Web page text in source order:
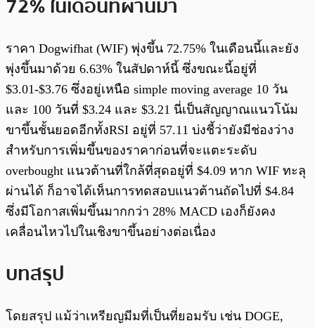
72% ในเดือนที่ผ่านมา
ราคา Dogwifhat (WIF) พุ่งขึ้น 72.75% ในเดือนนี้และยัง
พุ่งขึ้นมาด้วย 6.63% ในสัปดาห์นี้ ซึ่งขณะนี้อยู่ที่
$3.01-$3.76 ซึ่งอยู่เหนือ simple moving average 10 วัน
และ 100 วันที่ $3.24 และ $3.21 นี่เป็นสัญญาณแนวโน้ม
ขาขึ้นชั้นยอดอีกทั้งRSI อยู่ที่ 57.11 บ่งชี้ว่ายังมีช่องว่าง
สำหรับการเพิ่มขึ้นของราคาก่อนที่จะแตะระดับ
overbought แนวต้านที่ใกล้ที่สุดอยู่ที่ $4.09 หาก WIF ทะลุ
ผ่านได้ ก็อาจได้เห็นการทดสอบแนวต้านถัดไปที่ $4.84
ซึ่งมีโอกาสเพิ่มขึ้นมากกว่า 28% MACD เองก็ยังคง
เคลื่อนไหวไปในเชิงขาขึ้นอย่างต่อเนื่อง
บทสรุป
โดยสรุป แม้ว่าเหรียญมีมที่เป็นที่ยอมรับ เช่น DOGE,